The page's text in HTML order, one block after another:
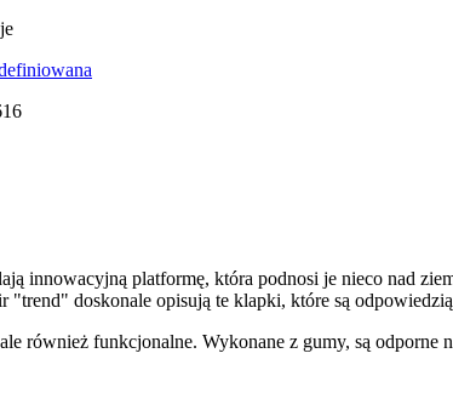
innowacyjną platformę, która podnosi je nieco nad
doskonale opisują te klapki, które są
również funkcjonalne. Wykonane z gumy, są